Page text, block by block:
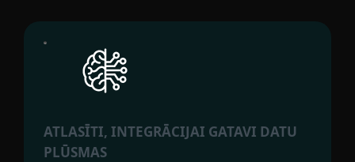
ATLASĪTI, INTEGRĀCIJAI GATAVI DATU
PLŪSMAS